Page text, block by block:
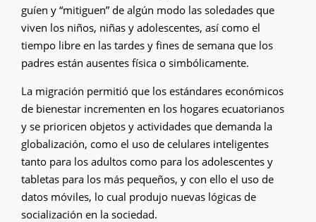
guíen y “mitiguen” de algún modo las soledades que
viven los niños, niñas y adolescentes, así como el
tiempo libre en las tardes y fines de semana que los
padres están ausentes física o simbólicamente.
La migración permitió que los estándares económicos
de bienestar incrementen en los hogares ecuatorianos
y se prioricen objetos y actividades que demanda la
globalización, como el uso de celulares inteligentes
tanto para los adultos como para los adolescentes y
tabletas para los más pequeños, y con ello el uso de
datos móviles, lo cual produjo nuevas lógicas de
socialización en la sociedad.